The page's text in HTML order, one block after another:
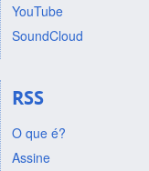
YouTube
SoundCloud
RSS
O que é?
Assine